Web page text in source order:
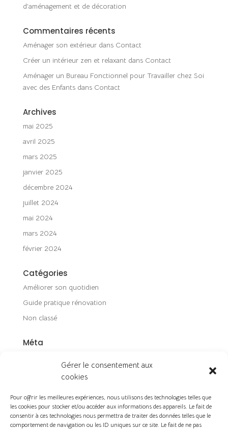
Gérer le consentement aux
cookies
Pour offrir les meilleures expériences, nous utilisons des technologies telles que
les cookies pour stocker et/ou accéder aux informations des appareils. Le fait de
consentir à ces technologies nous permettra de traiter des données telles que le
comportement de navigation ou les ID uniques sur ce site. Le fait de ne pas
d’aménagement et de décoration
Commentaires récents
Aménager son extérieurdans Contact
Créer un intérieur zen et relaxant dans Contact
Aménager un Bureau Fonctionnel pour Travailler chez Soi
avec des Enfantsdans Contact
Archives
mai 2025
avril 2025
mars 2025
janvier 2025
décembre 2024
juillet 2024
mai 2024
mars 2024
février 2024
Catégories
Améliorer son quotidien
Guide pratique rénovation
Non classé
Méta
Flux des publications
Site de WordPress-FR